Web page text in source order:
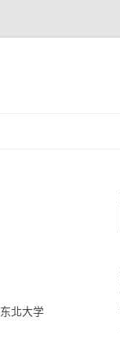
北大学